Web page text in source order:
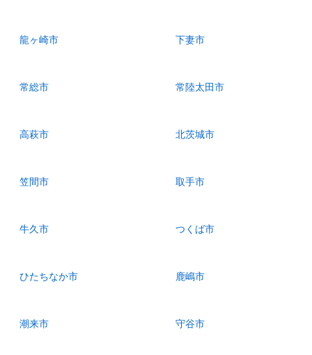
龍ヶ崎市 下妻市
常総市 常陸太田市
高萩市 北茨城市
笠間市 取手市
牛久市 つくば市
ひたちなか市 鹿嶋市
潮来市 守谷市